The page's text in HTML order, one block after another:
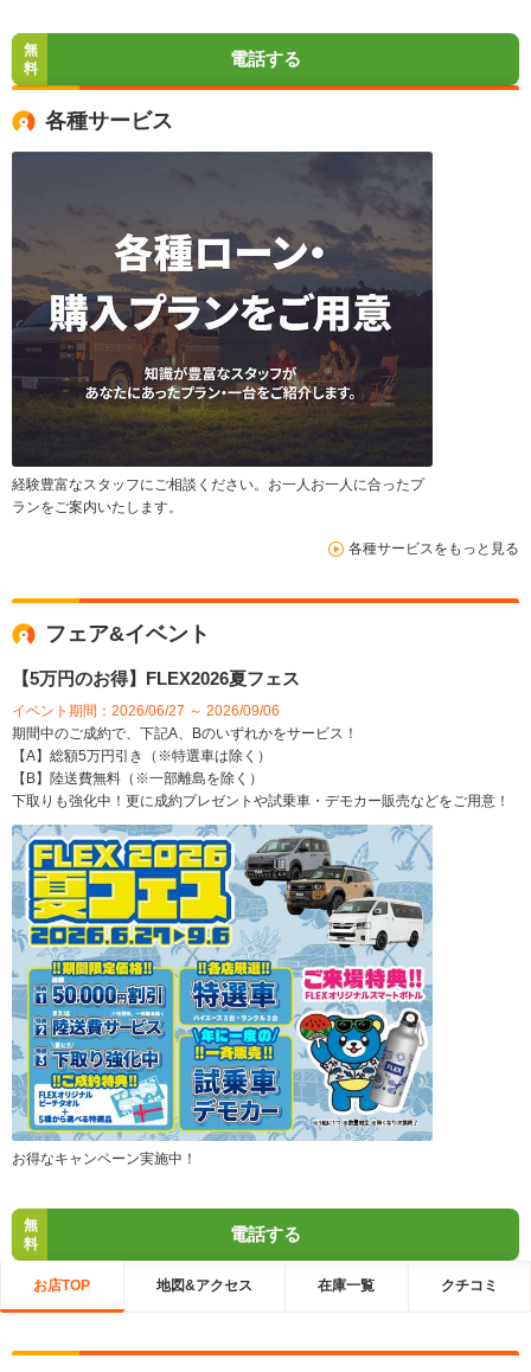
無
料
電話する
各種サービス
経験豊富なスタッフにご相談ください。お一人お一人に合ったプ
ランをご案内いたします。
各種サービスをもっと見る
フェア&イベント
【5万円のお得】FLEX2026夏フェス
イベント期間：2026/06/27 ～ 2026/09/06
期間中のご成約で、下記A、Bのいずれかをサービス！
【A】総額5万円引き（※特選車は除く）
【B】陸送費無料（※一部離島を除く）
下取りも強化中！更に成約プレゼントや試乗車・デモカー販売などをご用意！
お得なキャンペーン実施中！
無
料
電話する
お店TOP 地図&アクセス 在庫一覧 クチコミ